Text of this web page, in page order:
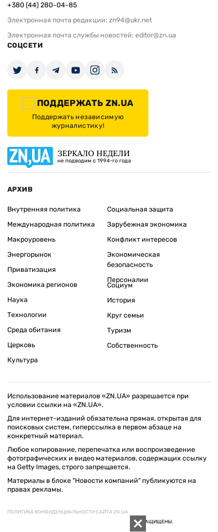
+380 (44) 280-04-85
Электронная почта редакции: zn94@ukr.net
Электронная почта службы новостей: editor@zn.ua
СОЦСЕТИ
ПОДДЕРЖАТЬ ZN.UA
Поддержать независимую
журналистику!
ЗЕРКАЛО НЕДЕЛИ
не подводим с 1994-го года
АРХИВ
Внутренняя политика
Международная политика
Макроуровень
Энергорынок
Приватизация
Экономика регионов
Социальная защита
Зарубежная экономика
Конфликт интересов
Экономическая
безопасность
Персоналии
Наука
Технологии
Среда обитания
Церковь
Культура
Социум
История
Круг семьи
Туризм
Собственность
Использование материалов «ZN.UA» разрешается при
условии ссылки на «ZN.UA».
Для интернет-изданий обязательна прямая, открытая для
поисковых систем, гиперссылка в первом абзаце на
конкретный материал.
Любое копирование, перепечатка или воспроизведение
фотографических и видео материалов, содержащих ссылку
на Getty Images, строго запрещается.
Материалы в блоке "Новости компаний" публикуются на
правах рекламы.
ПОЛИТИКА КОНФИДЕНЦИАЛЬНОСТИ САЙТА ZN.UA
© 1994–2026 «ЗЕРКАЛО НЕДЕЛИ. УКРАИНА». ВСЕ ПРАВА ЗАЩИЩЕНЫ.